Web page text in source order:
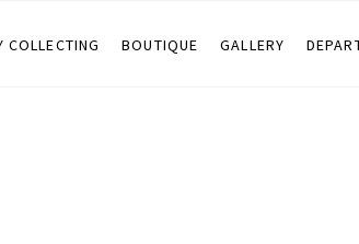
COLLECTING BOUTIQUE GALLERY